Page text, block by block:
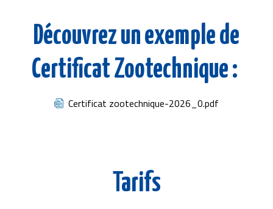
Découvrez un exemple de
Certificat Zootechnique :
Certificat zootechnique-2026_0.pdf
Tarifs